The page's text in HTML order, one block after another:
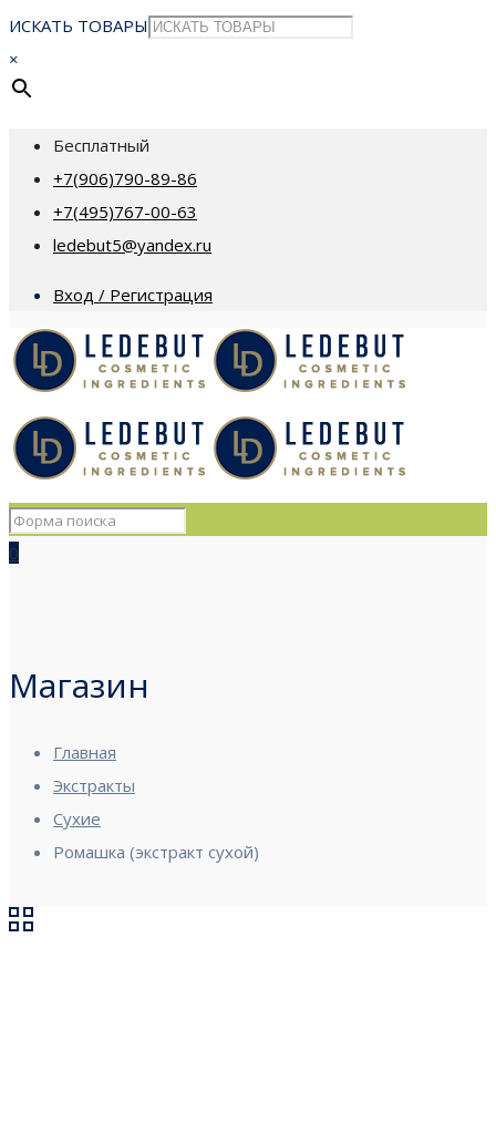
ИСКАТЬ ТОВАРЫ
×
Бесплатный
+7(906)790-89-86
+7(495)767-00-63
ledebut5@yandex.ru
Вход / Регистрация
0
Магазин
Главная
Экстракты
Сухие
Ромашка (экстракт сухой)